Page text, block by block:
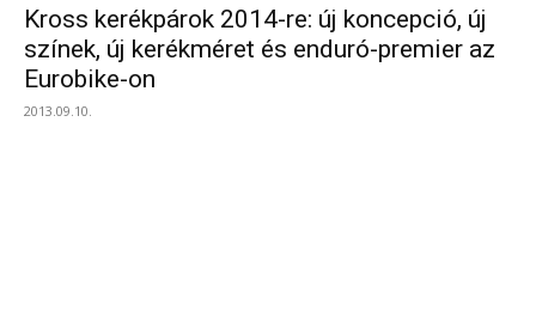
Kross kerékpárok 2014-re: új koncepció, új
színek, új kerékméret és enduró-premier az
Eurobike-on
2013.09.10.